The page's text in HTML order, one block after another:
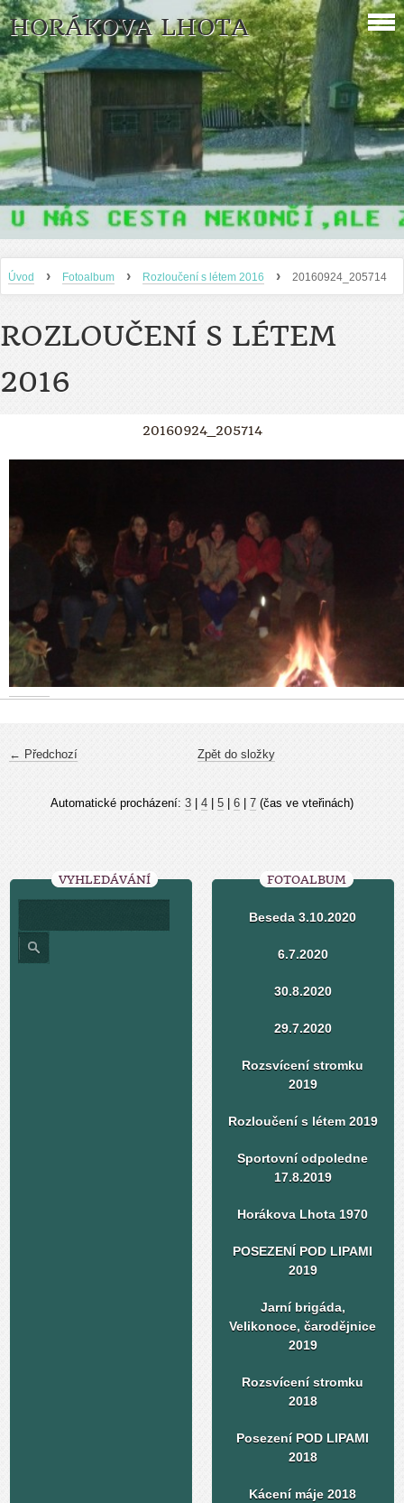
HORÁKOVA LHOTA
Úvod › Fotoalbum › Rozloučení s létem 2016 › 20160924_205714
ROZLOUČENÍ S LÉTEM
2016
20160924_205714
← Předchozí Zpět do složky
Automatické procházení: 3 4 5 6 7 (čas ve vteřinách)
VYHLEDÁVÁNÍ FOTOALBUM
Beseda 3.10.2020
6.7.2020
30.8.2020
29.7.2020
Rozsvícení stromku
2019
Rozloučení s létem 2019
Sportovní odpoledne
17.8.2019
Horákova Lhota 1970
POSEZENÍ POD LIPAMI
2019
Jarní brigáda,
Velikonoce, čarodějnice
2019
Rozsvícení stromku
2018
Posezení POD LIPAMI
2018
Kácení máje 2018